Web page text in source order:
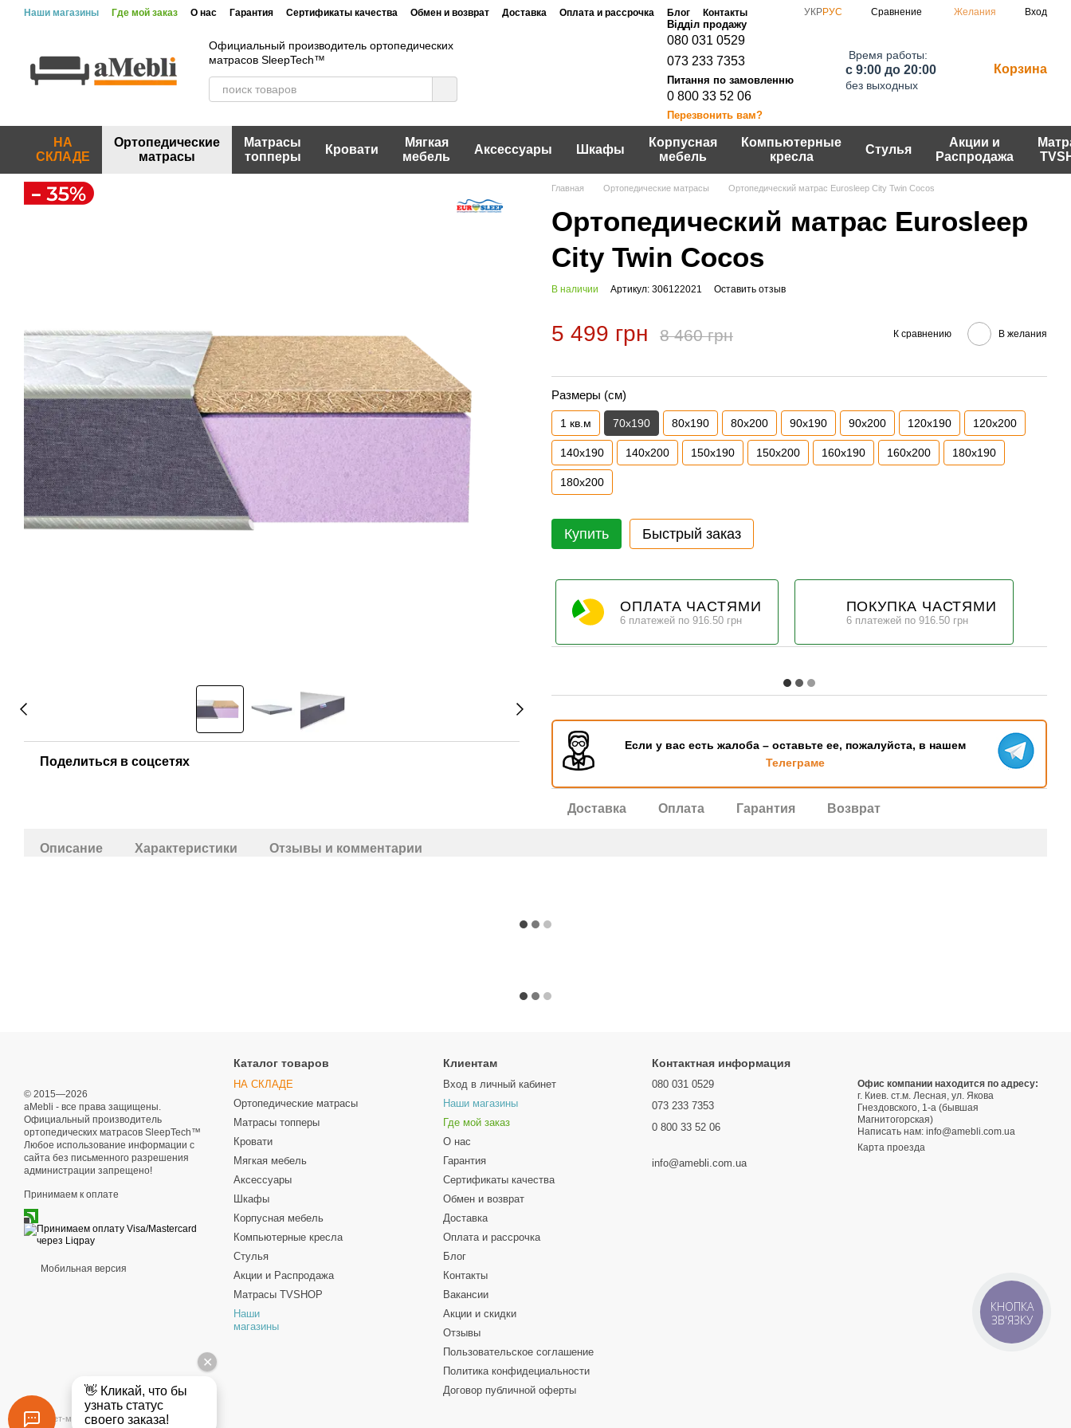
Перейти к основному контенту
Наши магазины Где мой заказ О нас Гарантия Сертификаты качества Обмен и возврат Доставка Оплата и рассрочка Блог
Контакты
Договор публичной оферты
УКРРУС Сравнение Желания Вход
Официальный производитель ортопедических
матрасов SleepTech™
080 031 0529
073 233 7353
0 800 33 52 06
Перезвонить вам?
Время работы:
c 9:00 до 20:00
без выходных
Корзина
НА
СКЛАДЕ
Ортопедические
матрасы
Матрасы
топперы
Кровати
Мягкая
мебель
Аксессуары Шкафы
Корпусная
мебель
Компьютерные
кресла
Стулья
Акции и
Распродажа
Поделиться в соцсетях
Главная Ортопедические матрасы Ортопедический матрас Eurosleep City Twin Cocos
Ортопедический матрас Eurosleep
City Twin Cocos
В наличии Артикул: 306122021 Оставить отзыв
5 499 грн 8 460 грн К сравнению В желания
Размеры (см)
1 кв.м 70х190 80х190 80х200 90х190 90х200 120х190 120х200
140х190 140х200 150х190 150х200 160х190 160х200 180х190
180х200
Купить Быстрый заказ
ОПЛАТА ЧАСТЯМИ
6 платежей по 916.50 грн
ПОКУПКА ЧАСТЯМИ
6 платежей по 916.50 грн
Если у вас есть жалоба – оставьте ее, пожалуйста, в нашем
Телеграме
Доставка Оплата Гарантия Возврат
Описание Характеристики Отзывы и комментарии
© 2015—2026
aMebli - все права защищены.
Официальный производитель
ортопедических матрасов SleepTech™
Любое использование информации с
сайта без письменного разрешения
администрации запрещено!
Принимаем к оплате
Мобильная версия
Интернет-магазин создан с Хорошоп
Каталог товаров
НА СКЛАДЕ
Ортопедические матрасы
Матрасы топперы
Кровати
Мягкая мебель
Аксессуары
Шкафы
Корпусная мебель
Компьютерные кресла
Стулья
Акции и Распродажа
Матрасы TVSHOP
Наши
магазины
Клиентам
Вход в личный кабинет
Наши магазины
Где мой заказ
О нас
Гарантия
Сертификаты качества
Обмен и возврат
Доставка
Оплата и рассрочка
Блог
Контакты
Вакансии
Акции и скидки
Отзывы
Пользовательское соглашение
Политика конфидециальности
Договор публичной оферты
Контактная информация
080 031 0529
073 233 7353
0 800 33 52 06
info@amebli.com.ua
Офис компании находится по адресу:
г. Киев. ст.м. Лесная, ул. Якова
Гнездовского, 1-а (бывшая
Магнитогорская)
Написать нам:info@amebli.com.ua
Карта проезда
КНОПКА
ЗВ'ЯЗКУ